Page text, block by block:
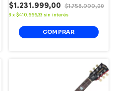
$1.231.999,00 $1.758.999,00
3 x $410.666,33 sin interés